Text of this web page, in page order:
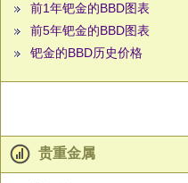
前1年钯金的BBD图表
前5年钯金的BBD图表
钯金的BBD历史价格
贵重金属